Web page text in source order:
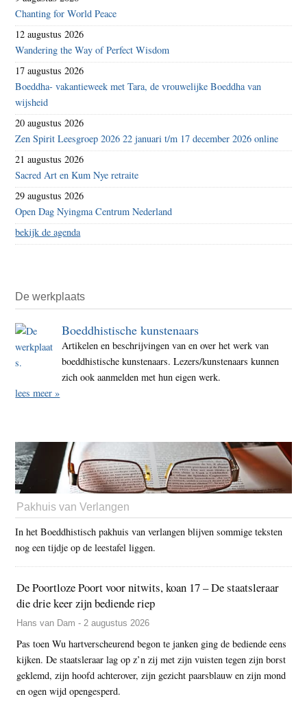
Chanting for World Peace
12 augustus 2026
Wandering the Way of Perfect Wisdom
17 augustus 2026
Boeddha- vakantieweek met Tara, de vrouwelijke Boeddha van
wijsheid
20 augustus 2026
Zen Spirit Leesgroep 2026 22 januari t/m 17 december 2026 online
21 augustus 2026
Sacred Art en Kum Nye retraite
29 augustus 2026
Open Dag Nyingma Centrum Nederland
bekijk de agenda
De werkplaats
Boeddhistische kunstenaars
Artikelen en beschrijvingen van en over het werk van
boeddhistische kunstenaars. Lezers/kunstenaars kunnen
zich ook aanmelden met hun eigen werk.
lees meer »
Pakhuis van Verlangen
In het Boeddhistisch pakhuis van verlangen blijven sommige teksten
nog een tijdje op de leestafel liggen.
De Poortloze Poort voor nitwits, koan 17 – De staatsleraar
die drie keer zijn bediende riep
Hans van Dam - 2 augustus 2026
Pas toen Wu hartverscheurend begon te janken ging de bediende eens
kijken. De staatsleraar lag op z’n zij met zijn vuisten tegen zijn borst
geklemd, zijn hoofd achterover, zijn gezicht paarsblauw en zijn mond
en ogen wijd opengesperd.